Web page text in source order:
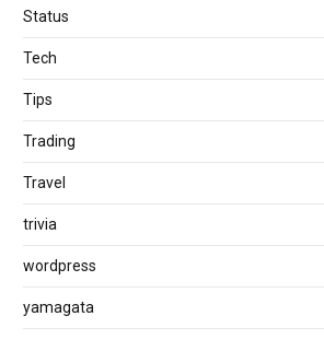
Status
Tech
Tips
Trading
Travel
trivia
wordpress
yamagata